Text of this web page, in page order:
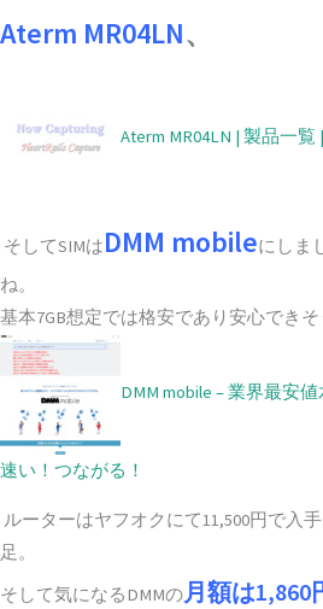
Aterm MR04LN、
Aterm MR04LN | 製品一覧
そしてSIMはDMM mobileにしま
ね。
基本7GB想定では格安であり安心できそ
DMM mobile – 業界最安
速い！つながる！
ルーターはヤフオクにて11,500円で入
足。
そして気になるDMMの月額は1,860